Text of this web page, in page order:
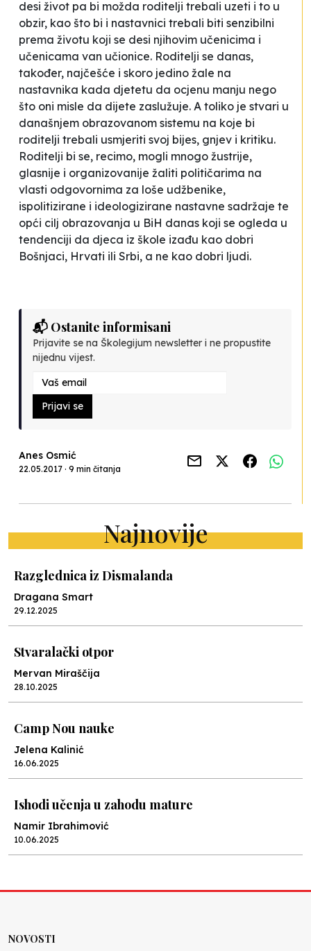
desi život pa bi možda roditelji trebali uzeti i to u
obzir, kao što bi i nastavnici trebali biti senzibilni
prema životu koji se desi njihovim učenicima i
učenicama van učionice. Roditelji se danas,
također, najčešće i skoro jedino žale na
nastavnika kada djetetu da ocjenu manju nego
što oni misle da dijete zaslužuje. A toliko je stvari u
današnjem obrazovanom sistemu na koje bi
roditelji trebali usmjeriti svoj bijes, gnjev i kritiku.
Roditelji bi se, recimo, mogli mnogo žustrije,
glasnije i organizovanije žaliti političarima na
vlasti odgovornima za loše udžbenike,
ispolitizirane i ideologizirane nastavne sadržaje te
opći cilj obrazovanja u BiH danas koji se ogleda u
tendenciji da djeca iz škole izađu kao dobri
Bošnjaci, Hrvati ili Srbi, a ne kao dobri ljudi.
📬 Ostanite informisani
Prijavite se na Školegijum newsletter i ne propustite
nijednu vijest.
Prijavi se
Anes Osmić
22.05.2017 · 9 min čitanja
Najnovije
Razglednica iz Dismalanda
Dragana Smart
29.12.2025
Stvaralački otpor
Mervan Miraščija
28.10.2025
Camp Nou nauke
Jelena Kalinić
16.06.2025
Ishodi učenja u zahodu mature
Namir Ibrahimović
10.06.2025
NOVOSTI